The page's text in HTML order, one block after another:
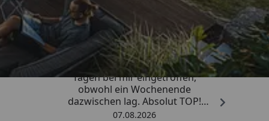
Trusted Shops
4,81/ 5
„Die Bestellung ist innerhalb von 4
Tagen bei mir eingetroffen,
obwohl ein Wochenende
dazwischen lag. Absolut TOP!
Sicherlich nicht die letzte
07.08.2026